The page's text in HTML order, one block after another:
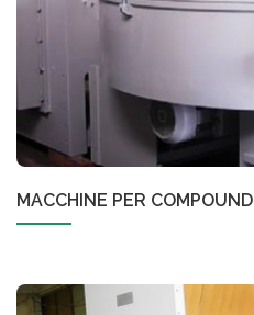
MACCHINE PER COMPOUND